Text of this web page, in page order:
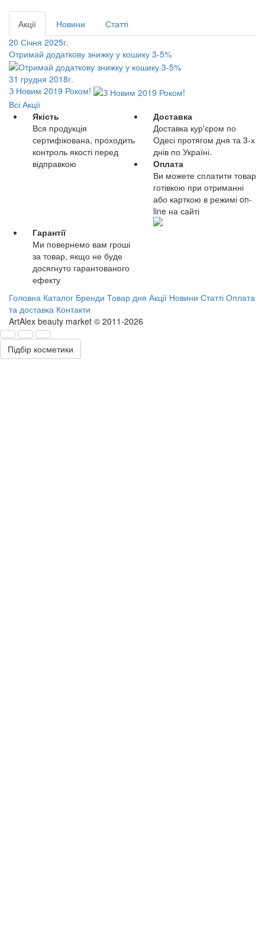
Акції Новини
Статті
20 Січня 2025г.
Отримай додаткову знижку у кошику 3-5%
31 грудня 2018г.
З Новим 2019 Роком!
Всі Акції
Якість
Вся продукція
сертифікована, проходить
контроль якості перед
відправкою
Доставка
Доставка кур'єром по
Одесі протягом дня та 3-х
днів по Україні.
Оплата
Ви можете сплатити товар
готівкою при отриманні
або карткою в режимі on-
line на сайті
Гарантії
Ми повернемо вам гроші
за товар, якщо не буде
досягнуто гарантованого
ефекту
Головна Каталог Бренди Товар дня Акції Новини Статті Оплата
та доставка Контакти
ArtAlex beauty market © 2011-2026
Підбір косметики